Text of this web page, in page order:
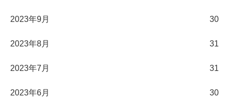
2023年9月 30
2023年8月 31
2023年7月 31
2023年6月 30